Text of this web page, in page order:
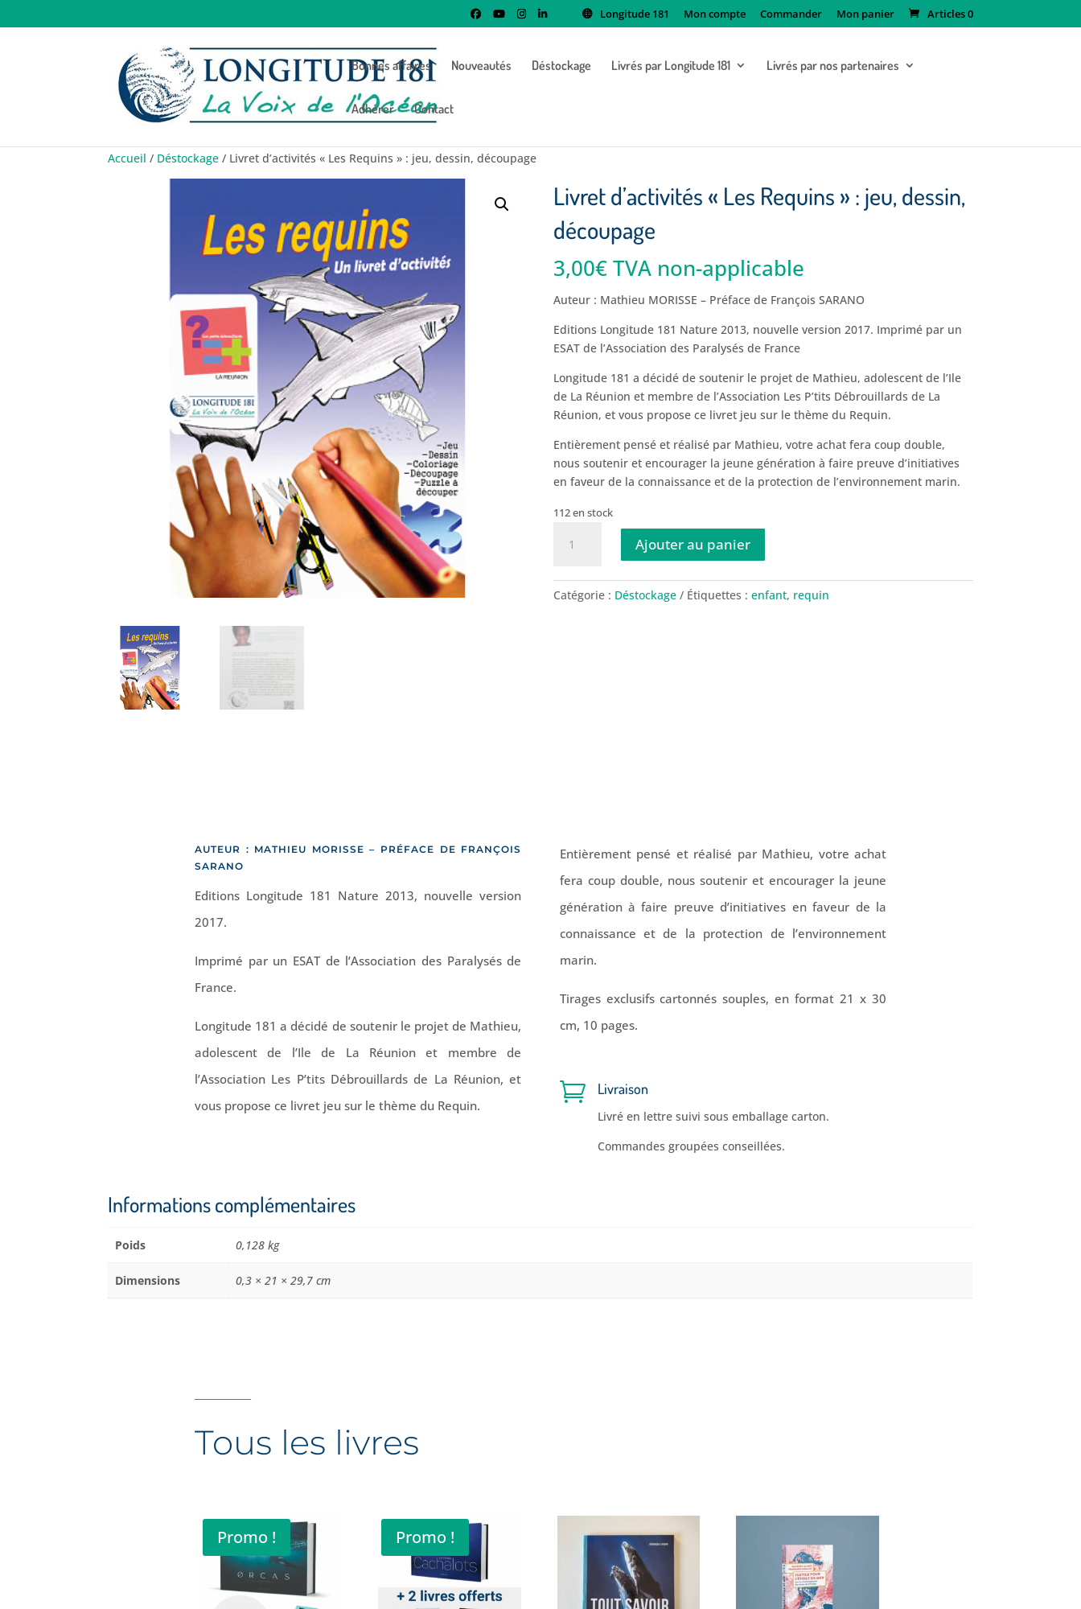
Longitude 181 Mon compte Commander Mon panier Articles 0
Bonnes affaires Nouveautés Déstockage Livrés par Longitude 181 Livrés par nos partenaires
Adhérer Contact
Accueil / Déstockage / Livret d’activités « Les Requins » : jeu, dessin, découpage
Livret d’activités « Les Requins » : jeu, dessin,
découpage
3,00€TVA non-applicable
Auteur : Mathieu MORISSE – Préface de François SARANO
Editions Longitude 181 Nature 2013, nouvelle version 2017. Imprimé par un
ESAT de l’Association des Paralysés de France
Longitude 181 a décidé de soutenir le projet de Mathieu, adolescent de l’Ile
de La Réunion et membre de l’Association Les P’tits Débrouillards de La
Réunion, et vous propose ce livret jeu sur le thème du Requin.
Entièrement pensé et réalisé par Mathieu, votre achat fera coup double,
nous soutenir et encourager la jeune génération à faire preuve d’initiatives
en faveur de la connaissance et de la protection de l’environnement marin.
112 en stock
Ajouter au panier
Catégorie : Déstockage Étiquettes :enfant, requin
AUTEUR : MATHIEU MORISSE – PRÉFACE DE FRANÇOIS
SARANO
Editions Longitude 181 Nature 2013, nouvelle version
2017.
Imprimé par un ESAT de l’Association des Paralysés de
France.
Longitude 181 a décidé de soutenir le projet de Mathieu,
adolescent de l’Ile de La Réunion et membre de
l’Association Les P’tits Débrouillards de La Réunion, et
vous propose ce livret jeu sur le thème du Requin.
Entièrement pensé et réalisé par Mathieu, votre achat
fera coup double, nous soutenir et encourager la jeune
génération à faire preuve d’initiatives en faveur de la
connaissance et de la protection de l’environnement
marin.
Tirages exclusifs cartonnés souples, en format 21 x 30
cm, 10 pages.
 Livraison
Livré en lettre suivi sous emballage carton.
Commandes groupées conseillées.
Informations complémentaires
Poids 0,128 kg
Dimensions 0,3 × 21 × 29,7 cm
Tous les livres
Promo ! Promo !